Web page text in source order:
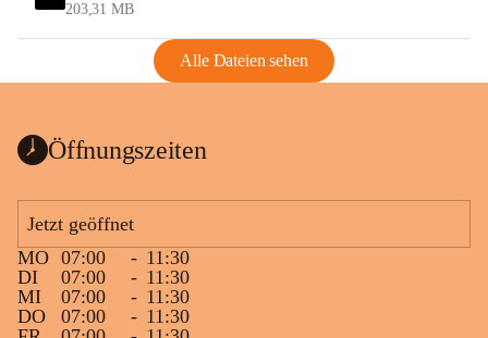
203,31 MB
Alle Dateien sehen
Öffnungszeiten
Jetzt geöffnet
MO 07:00 - 11:30
DI
07:00 - 11:30
MI
07:00 - 11:30
DO
07:00 - 11:30